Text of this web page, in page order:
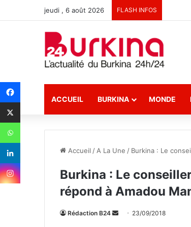
jeudi , 6 août 2026 FLASH INFOS
ACCUEIL BURKINA MONDE
Accueil / A La Une / Burkina : Le
Burkina : Le
répond à Amadou
Rédaction B24 23/09/2018